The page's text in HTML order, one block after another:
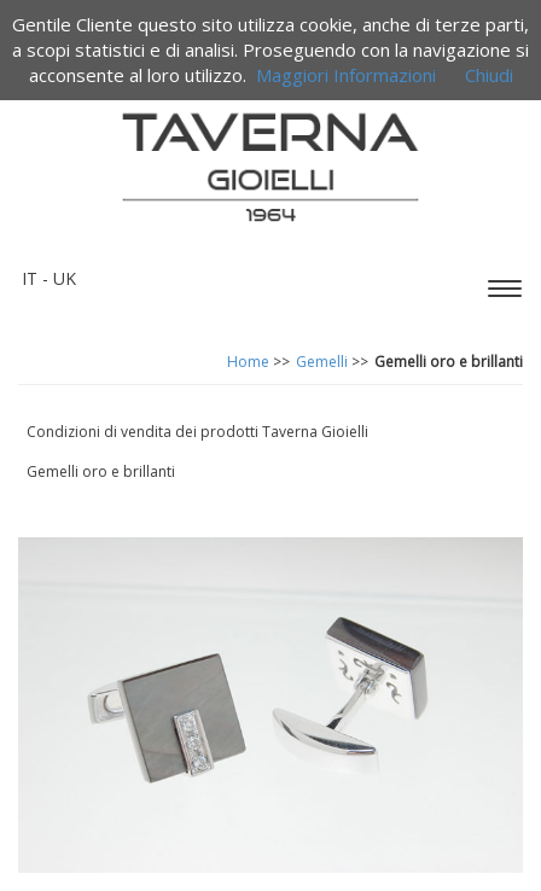
IT - UK
Termini e condizioni di vendita
Gemelli oro e brillanti
Gemelli >>
Home >>
Condizioni di vendita dei prodotti Taverna Gioielli
Gemelli oro e brillanti
Gentile Cliente questo sito utilizza cookie, anche di terze parti,
a scopi statistici e di analisi. Proseguendo con la navigazione si
acconsente al loro utilizzo. Maggiori Informazioni Chiudi